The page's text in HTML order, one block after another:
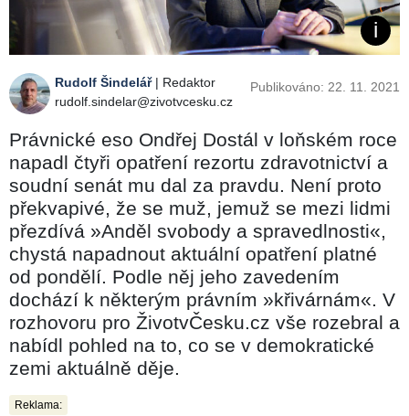
Rudolf Šindelář| Redaktor
rudolf.sindelar@zivotvcesku.cz
Publikováno: 22. 11. 2021
Právnické eso Ondřej Dostál v loňském roce
napadl čtyři opatření rezortu zdravotnictví a
soudní senát mu dal za pravdu. Není proto
překvapivé, že se muž, jemuž se mezi lidmi
přezdívá »Anděl svobody a spravedlnosti«,
chystá napadnout aktuální opatření platné
od pondělí. Podle něj jeho zavedením
dochází k některým právním »křivárnám«. V
rozhovoru pro ŽivotvČesku.cz vše rozebral a
nabídl pohled na to, co se v demokratické
zemi aktuálně děje.
Reklama: